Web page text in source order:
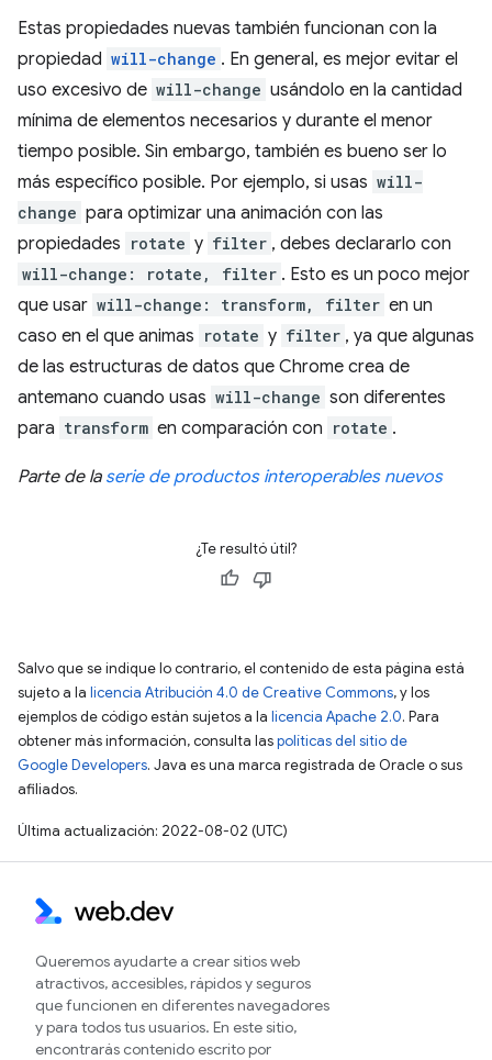
Estas propiedades nuevas también funcionan con la
propiedad will-change . En general, es mejor evitar el
uso excesivo de will-change usándolo en la cantidad
mínima de elementos necesarios y durante el menor
tiempo posible. Sin embargo, también es bueno ser lo
más específico posible. Por ejemplo, si usas will-
change para optimizar una animación con las
propiedades rotate y filter , debes declararlo con
will-change: rotate, filter . Esto es un poco mejor
que usar will-change: transform, filter en un
caso en el que animas rotate y filter , ya que algunas
de las estructuras de datos que Chrome crea de
antemano cuando usas will-change son diferentes
para transform en comparación con rotate .
Parte de la serie de productos interoperables nuevos
¿Te resultó útil?
Salvo que se indique lo contrario, el contenido de esta página está
sujeto a la licencia Atribución 4.0 de Creative Commons, y los
ejemplos de código están sujetos a la licencia Apache 2.0. Para
obtener más información, consulta laspolíticas del sitio de
Google Developers. Java es una marca registrada de Oracle o sus
afiliados.
Última actualización: 2022-08-02 (UTC)
Queremos ayudarte a crear sitios web
atractivos, accesibles, rápidos y seguros
que funcionen en diferentes navegadores
y para todos tus usuarios. En este sitio,
encontrarás contenido escrito por